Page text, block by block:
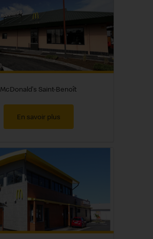
McDonald's Saint-Benoît
En savoir plus